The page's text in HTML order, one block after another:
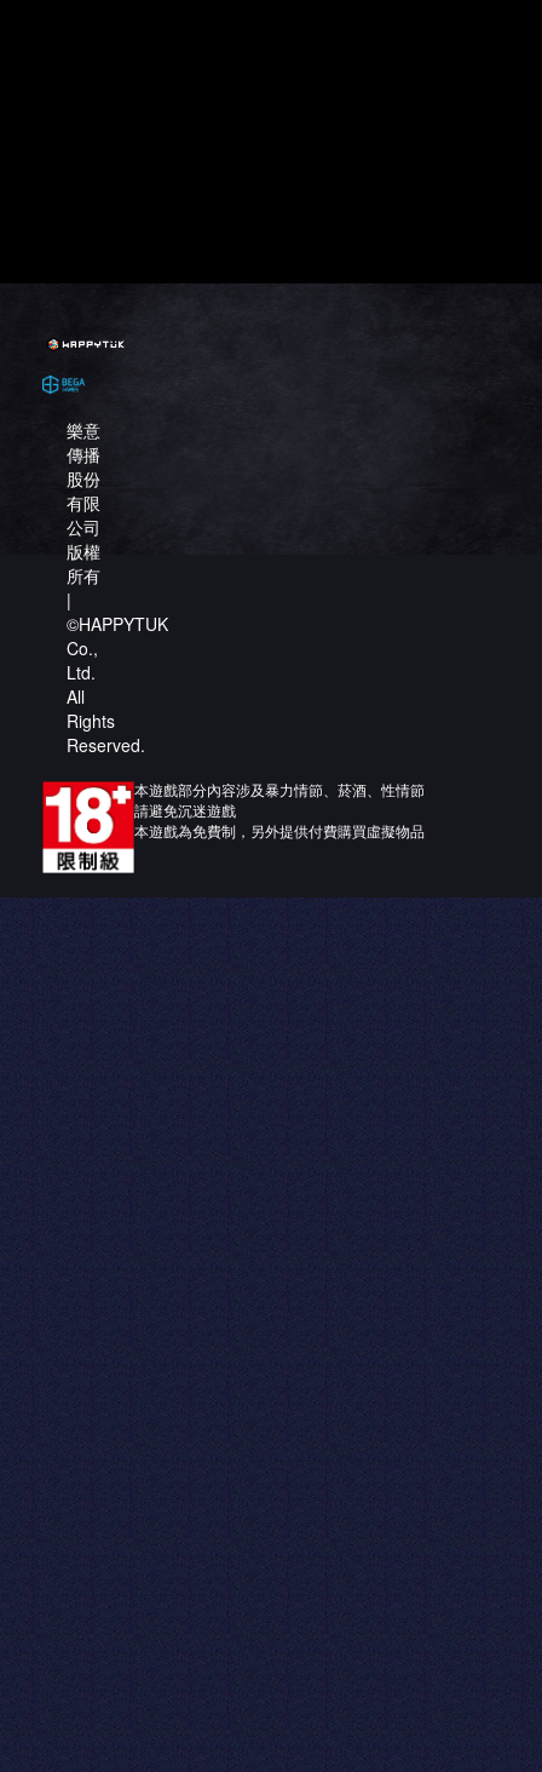
樂意
傳播
股份
有限
公司
版權
所有
|
©HAPPYTUK
Co.,
Ltd.
All
Rights
Reserved.
本遊戲部分內容涉及暴力情節、菸酒、性情節
請避免沉迷遊戲
本遊戲為免費制，另外提供付費購買虛擬物品